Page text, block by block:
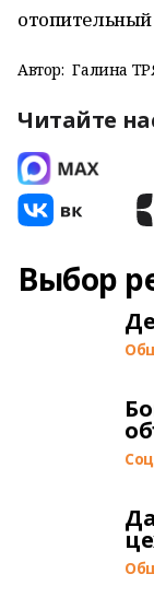
Автор: Галина
Читайте
Выбор